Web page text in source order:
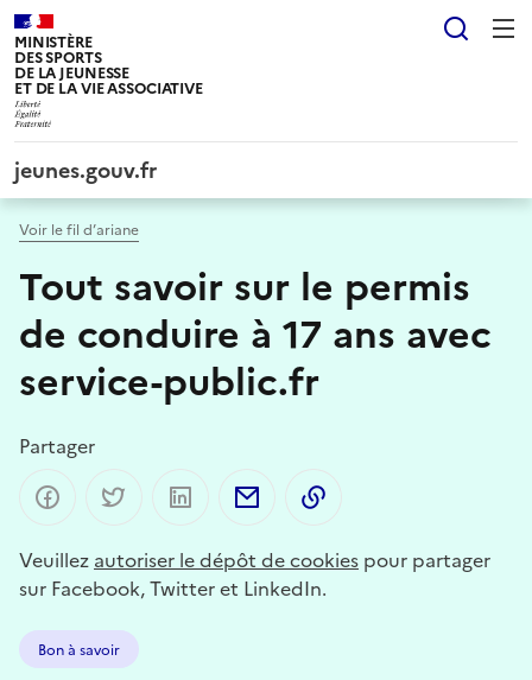
MINISTÈRE
DES SPORTS
DE LA JEUNESSE
ET DE LA VIE ASSOCIATIVE
jeunes.gouv.fr
Voir le fil d’ariane
Tout savoir sur le permis
de conduire à 17 ans avec
service-public.fr
Partager
Partager sur Facebook
Partager sur Twitter
Partager sur LinkedIn
Partager par email
Veuillez autoriser le dépôt de cookies pour partager
sur Facebook, Twitter et LinkedIn.
Bon à savoir
Panneau de gestion des cookies tarteaucitron